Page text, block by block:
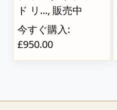
ド リ..., 販売中
今すぐ購入:
£950.00